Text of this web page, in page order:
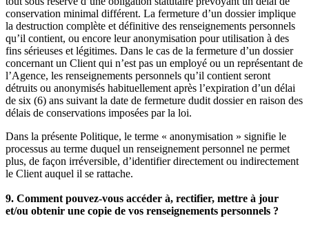
conservation minimal différent. La fermeture d’un dossier implique
la destruction complète et définitive des renseignements personnels
qu’il contient, ou encore leur anonymisation pour utilisation à des
fins sérieuses et légitimes. Dans le cas de la fermeture d’un dossier
concernant un Client qui n’est pas un employé ou un représentant de
l’Agence, les renseignements personnels qu’il contient seront
détruits ou anonymisés habituellement après l’expiration d’un délai
de six (6) ans suivant la date de fermeture dudit dossier en raison des
délais de conservations imposées par la loi.
Dans la présente Politique, le terme « anonymisation » signifie le
processus au terme duquel un renseignement personnel ne permet
plus, de façon irréversible, d’identifier directement ou indirectement
le Client auquel il se rattache.
9. Comment pouvez-vous accéder à, rectifier, mettre à jour
et/ou obtenir une copie de vos renseignements personnels ?